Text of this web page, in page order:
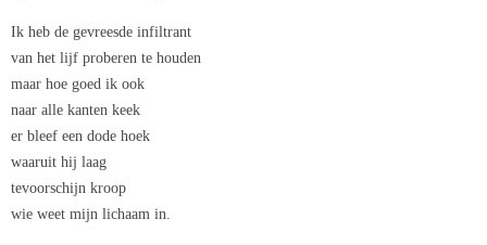
Ik heb de gevreesde infiltrant
van het lijf proberen te houden
maar hoe goed ik ook
naar alle kanten keek
er bleef een dode hoek
waaruit hij laag
tevoorschijn kroop
wie weet mijn lichaam in.